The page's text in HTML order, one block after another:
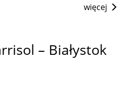
więcej
– Białystok